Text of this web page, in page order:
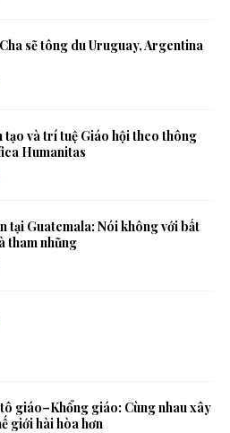
sẽ tông du Uruguay, Argentina
tạo và trí tuệ Giáo hội theo thông
Humanitas
tại Guatemala: Nói không với bất
tham nhũng
giáo–Khổng giáo: Cùng nhau xây
giới hài hòa hơn